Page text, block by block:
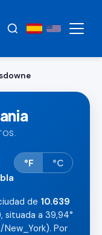
°F °C
de 10.639
situada a 39,94°
New_York). Por